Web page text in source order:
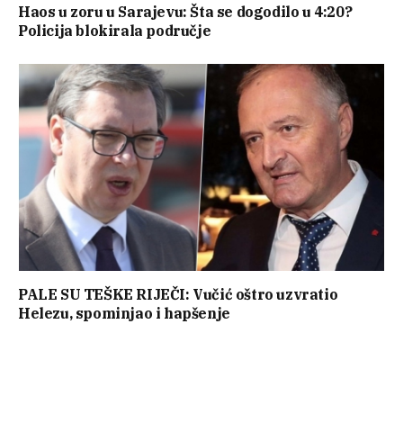
Haos u zoru u Sarajevu: Šta se dogodilo u 4:20?
Policija blokirala područje
PALE SU TEŠKE RIJEČI: Vučić oštro uzvratio
Helezu, spominjao i hapšenje